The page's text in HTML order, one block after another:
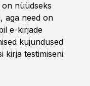
on nüüdseks
aga need on
e-kirjade
kujundused
kirja testimiseni